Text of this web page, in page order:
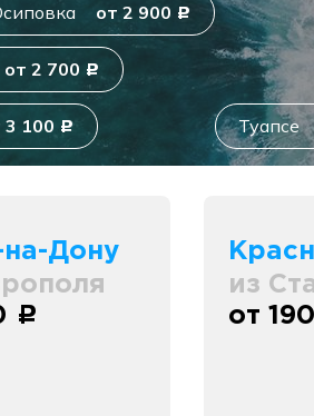
от 2 900 c
от 2 700 c
3 100 c Туапсе
на-Дону
c
из
от